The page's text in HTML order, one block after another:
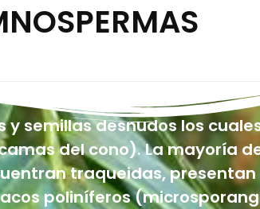
semillas desnudos los
del cono). La mayoría
traqueidas, presentan
poliníferos